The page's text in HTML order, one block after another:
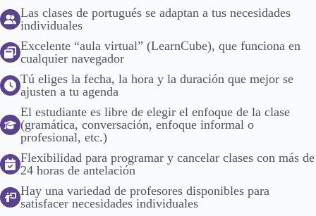
Las clases de portugués se adaptan a tus necesidades
individuales
Excelente “aula virtual” (LearnCube), que funciona en
cualquier navegador
Tú eliges la fecha, la hora y la duración que mejor se
ajusten a tu agenda
El estudiante es libre de elegir el enfoque de la clase
(gramática, conversación, enfoque informal o
profesional, etc.)
Flexibilidad para programar y cancelar clases con más de
24 horas de antelación
Hay una variedad de profesores disponibles para
satisfacer necesidades individuales